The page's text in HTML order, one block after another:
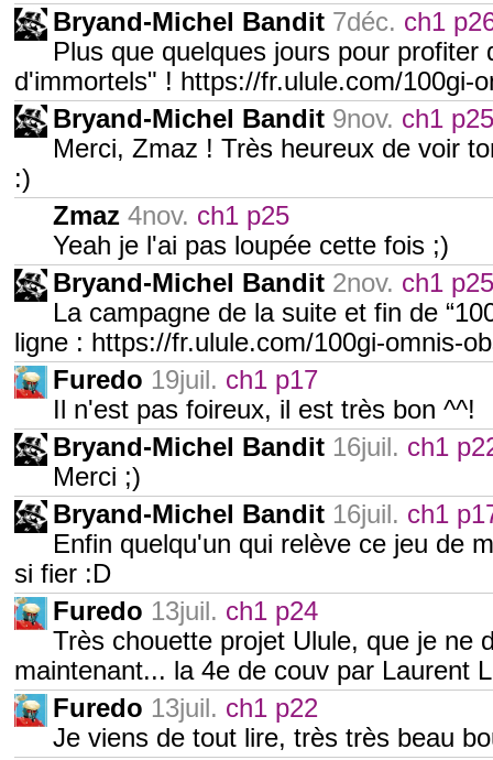
Bryand-Michel Bandit 7déc. ch1
Plus que quelques jours pour
d'immortels" ! https://fr.ulule.com/100gi-
Bryand-Michel Bandit 9nov. ch1 p25
Merci, Zmaz ! Très heureux de voir
:)
Zmaz 4nov. ch1 p25
Yeah je l'ai pas loupée cette fois ;)
Bryand-Michel Bandit 2nov. ch1 p25
La campagne de la suite et fin de
ligne : https://fr.ulule.com/100gi-omnis-
Furedo 19juil. ch1 p17
Il n'est pas foireux, il est très bon ^^!
Bryand-Michel Bandit 16juil. ch1
Merci ;)
Bryand-Michel Bandit 16juil. ch1
Enfin quelqu'un qui relève ce jeu de
si fier :D
Furedo 13juil. ch1 p24
Très chouette projet Ulule, que je ne
maintenant... la 4e de couv par Laurent
Furedo 13juil. ch1 p22
Je viens de tout lire, très très beau